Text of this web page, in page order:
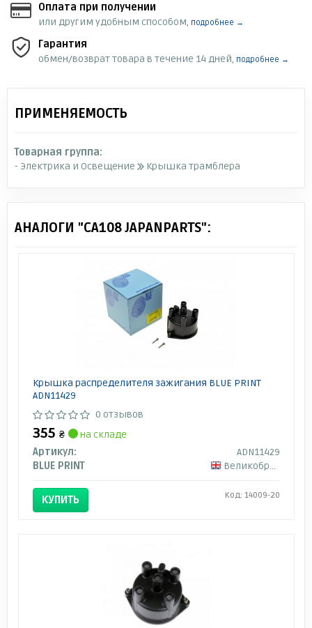
Оплата при получении
или другим удобным способом, подробнее →
Гарантия
обмен/возврат товара в течение 14 дней, подробнее →
ПРИМЕНЯЕМОСТЬ
Товарная группа:
- Электрика и Освещение
Крышка трамблера
АНАЛОГИ "CA108 JAPANPARTS":
Крышка распределителя зажигания BLUE PRINT
ADN11429
0 отзывов
355 ₴
на складе
Артикул:
ADN11429
BLUE PRINT
Великобритания
КУПИТЬ Код: 14009-20